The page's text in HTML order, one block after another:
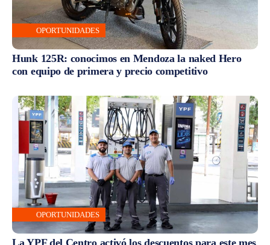
OPORTUNIDADES
Hunk 125R: conocimos en Mendoza la naked Hero
con equipo de primera y precio competitivo
OPORTUNIDADES
La YPF del Centro activó los descuentos para este mes